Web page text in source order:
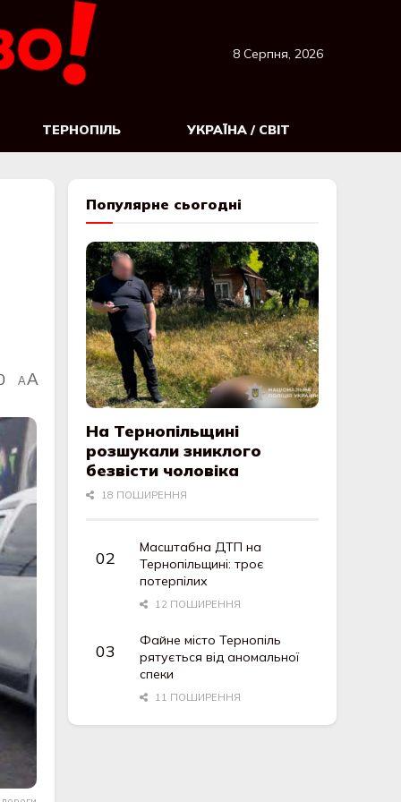
8 Серпня, 2026
ТЕРНОПІЛЬ УКРАЇНА / СВІТ
AA
Популярне сьогодні
На Тернопільщині
розшукали зниклого
безвісти чоловіка
18 ПОШИРЕННЯ
Масштабна ДТП на
Тернопільщині: троє
потерпілих
12 ПОШИРЕННЯ
Файне місто Тернопіль
рятується від аномальної
спеки
11 ПОШИРЕННЯ